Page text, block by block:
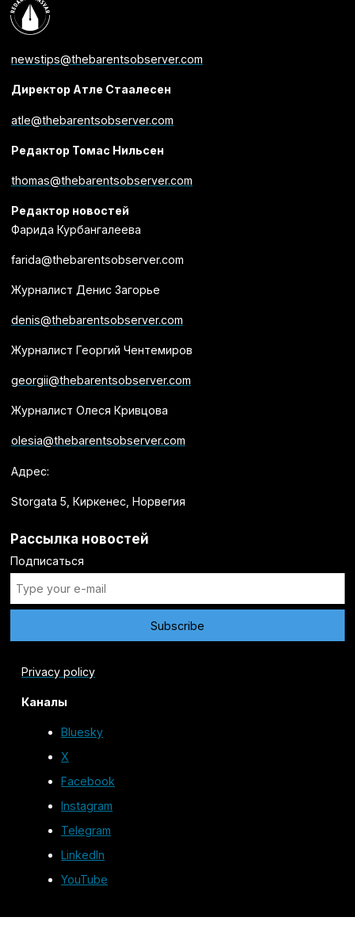
newstips@thebarentsobserver.com
Директор Атле Стаалесен
atle@thebarentsobserver.com
Редактор Томас Нильсен
thomas@thebarentsobserver.com
Редактор новостей
Фарида Курбангалеева
farida@thebarentsobserver.com
Журналист Денис Загорье
denis@thebarentsobserver.com
Журналист Георгий Чентемиров
georgii@thebarentsobserver.com
Журналист Олеся Кривцова
olesia@thebarentsobserver.com
Адрес:
Storgata 5, Киркенес, Норвегия
Рассылка новостей
Подписаться
Privacy policy
Каналы
Bluesky
X
Facebook
Instagram
Telegram
LinkedIn
YouTube